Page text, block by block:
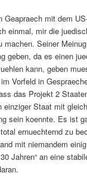
Geapraech mit dem
einmal, mir die
machen. Seiner
geben, da es einen
kann, geben
Vorfeld in
das Projekt 2
einziger Staat mit
sein koennte. Es ist
ernuechternd zu
mit niemandem
Jahren“ an eine